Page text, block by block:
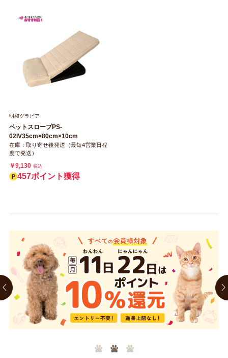
明和グラビア
ペットスロープPS‐
02IV35cm×80cm×10cm
在庫：取り寄せ後発送（最短4営業日程
度で発送）
￥9,130 税込
457ポイント獲得